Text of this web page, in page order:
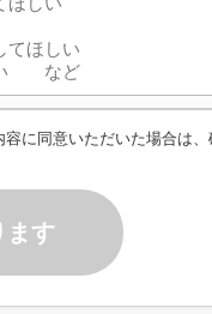
に同意いただいた場合は
ます